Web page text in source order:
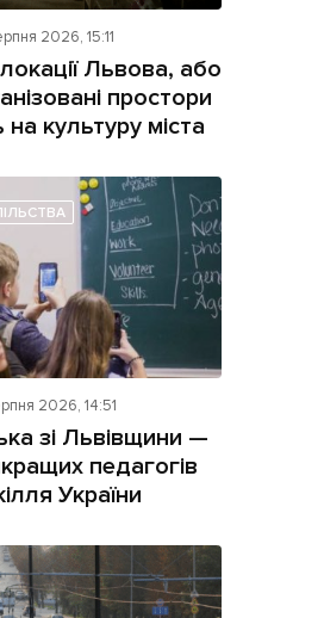
2026, 15:11
Львова, або
простори
культуру міста
2026, 14:51
зі Львівщини —
педагогів
України